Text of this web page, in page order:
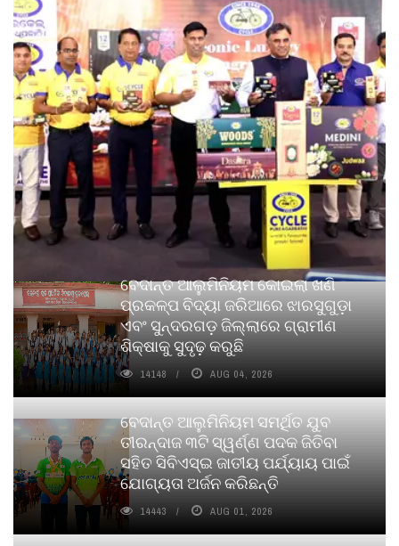
ବେଦାନ୍ତ ଆଲୁମିନିୟମ କୋଇଲା ଖଣି
ପ୍ରକଳ୍ପ ବିଦ୍ୟା ଜରିଆରେ ଝାରସୁଗୁଡ଼ା
ଏବଂ ସୁନ୍ଦରଗଡ଼ ଜିଲ୍ଲାରେ ଗ୍ରାମୀଣ
ଶିକ୍ଷାକୁ ସୁଦୃଢ଼ କରୁଛି
14148 AUG 04, 2026
ବେଦାନ୍ତ ଆଲୁମିନିୟମ ସମର୍ଥିତ ଯୁବ
ତୀରନ୍ଦାଜ ୩ଟି ସ୍ୱର୍ଣ୍ଣ ପଦକ ଜିତିବା
ସହିତ ସିବିଏସ୍ଇ ଜାତୀୟ ପର୍ଯ୍ୟାୟ ପାଇଁ
ଯୋଗ୍ୟତା ଅର୍ଜନ କରିଛନ୍ତି
14443 AUG 01, 2026